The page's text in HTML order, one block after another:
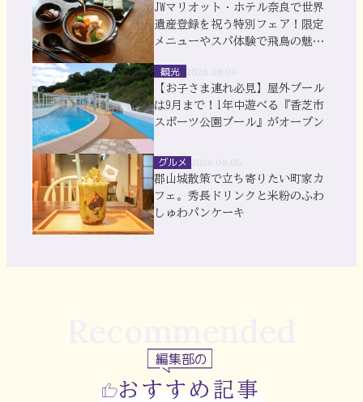
JWマリオット・ホテル奈良で世界
遺産登録を祝う特別フェア！限定
メニューやスパ体験で飛鳥の魅力
観光
【お子さま連れ必見】屋外プール
は9月まで！1年中遊べる『香芝市
スポーツ公園プール』がオープン
グルメ
郡山城散策で立ち寄りたい町家カ
フェ。秀長ドリンクと米粉のふわ
しゅわパンケーキ
編集部の
おすすめ記事